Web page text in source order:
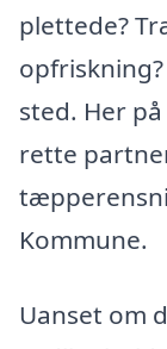
plettede?
sted. Her
rette
Kommune.
Uanset om